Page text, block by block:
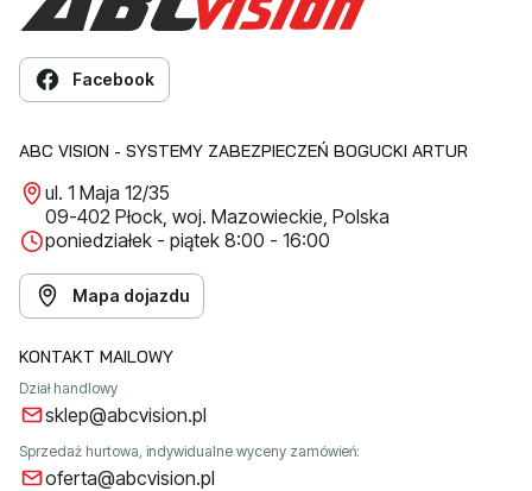
Facebook
ABC VISION - SYSTEMY ZABEZPIECZEŃ BOGUCKI ARTUR
ul. 1 Maja 12/35
09-402 Płock, woj. Mazowieckie, Polska
poniedziałek - piątek 8:00 - 16:00
Mapa dojazdu
KONTAKT MAILOWY
Dział handlowy
sklep@abcvision.pl
Sprzedaż hurtowa, indywidualne wyceny zamówień:
oferta@abcvision.pl